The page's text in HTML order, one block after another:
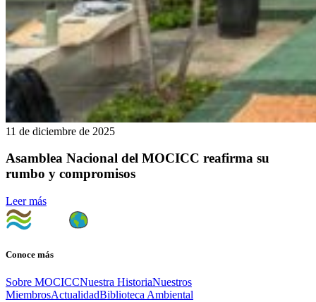
11 de diciembre de 2025
Asamblea Nacional del MOCICC reafirma su
rumbo y compromisos
Leer más
Conoce más
Sobre MOCICCNuestra HistoriaNuestros
MiembrosActualidadBiblioteca Ambiental